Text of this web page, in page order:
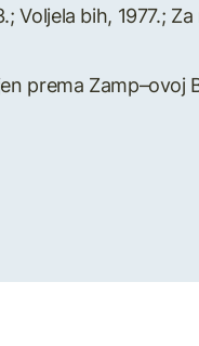
Voljela bih, 1977.;
prema Zamp–ovoj